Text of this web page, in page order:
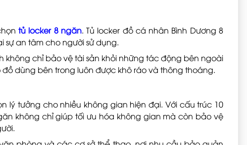
tủ locker 8 ngăn. Tủ locker đồ cá nhân Bình Dương 8
an tâm cho người sử dụng.
không chỉ bảo vệ tài sản khỏi những tác động bên ngoài
dùng bên trong luôn được khô ráo và thông thoáng.
lý tưởng cho nhiều không gian hiện đại. Với cấu trúc 10
không chỉ giúp tối ưu hóa không gian mà còn bảo vệ